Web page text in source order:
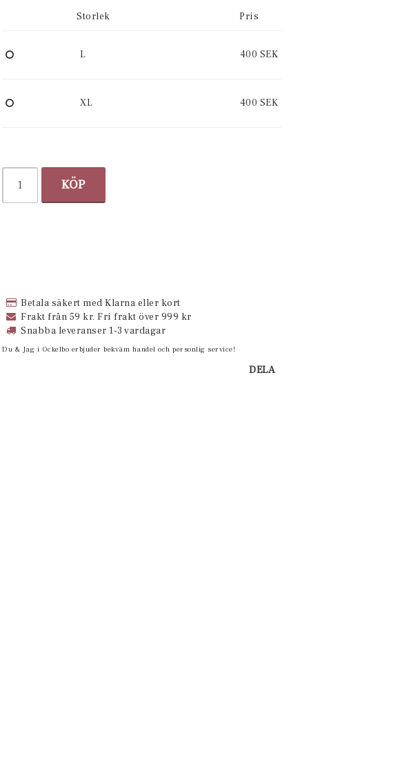
Storlek Pris
L 400 SEK
XL 400 SEK
KÖP
Betala säkert med Klarna eller kort
Frakt från 59 kr. Fri frakt över 999 kr
Snabba leveranser 1-3 vardagar
Du & Jag i Ockelbo erbjuder bekväm handel och personlig service!
DELA